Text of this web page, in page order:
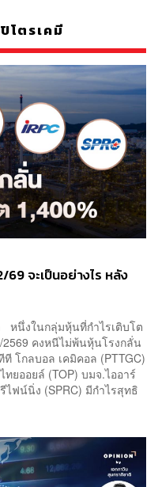
โตรเคมี
จะเป็นอย่างไร หลัง
หนึ่งในกลุ่มหุ้นที่กำไรเติบโต
คงหนีไม่พ้นหุ้นโรงกลั่น
โกลบอล เคมิคอล (PTTGC)
ยออยล์ (TOP) บมจ.ไออาร์
ฟน์นิ่ง (SPRC) มีกำไรสุทธิ